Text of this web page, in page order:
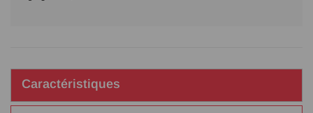
Caractéristiques